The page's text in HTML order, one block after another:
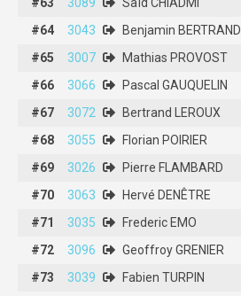
#64
3043 Benjamin BERTRAND
#65
3007 Mathias PROVOST
#66
3066 Pascal GAUQUELIN
#67
3072 Bertrand LEROUX
#68
3055 Florian POIRIER
#69
3026 Pierre FLAMBARD
#70
3063 Hervé DENÊTRE
#71
3035 Frederic EMO
#72
3096 Geoffroy GRENIER
#73
3039 Fabien TURPIN
#64
3043
Benjamin BERTRAND
#65
3007
Mathias PROVOST
#66
3066
Pascal GAUQUELIN
#67
3072
Bertrand LEROUX
#68
3055
Florian POIRIER
#69
3026
Pierre FLAMBARD
#70
3063
Hervé DENÊTRE
#71
3035
Frederic EMO
#72
3096
Geoffroy GRENIER
#73
3039
Fabien TURPIN